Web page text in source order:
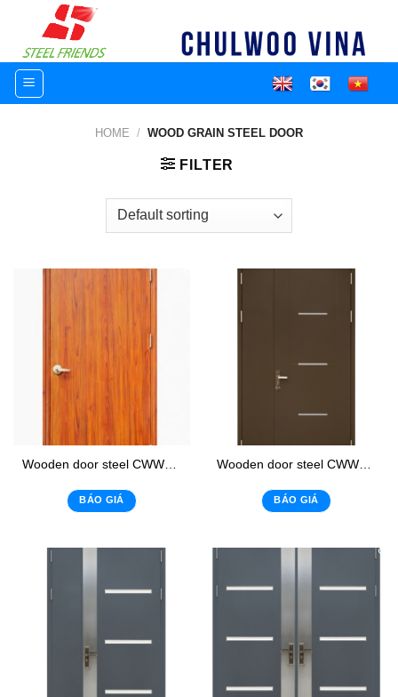
content
HOME / WOOD GRAIN STEEL DOOR
FILTER
Wooden door steel CWWL-01
BÁO GIÁ
Wooden door steel CWWL-02
BÁO GIÁ